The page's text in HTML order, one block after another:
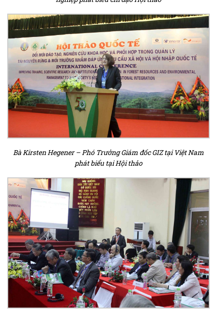
Bà Kirsten Hegener – Phó Trưởng Giám đốc GIZ tại Việt Nam
phát biểu tại Hội thảo